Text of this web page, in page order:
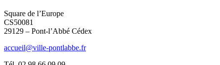
Square de l’Europe
CS50081
29129 – Pont-l’Abbé Cédex
accueil@ville-pontlabbe.fr